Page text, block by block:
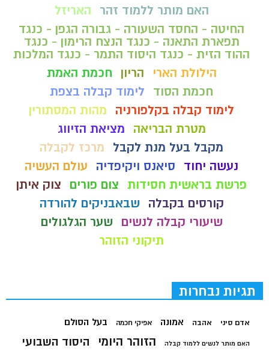
האם מותר ללמוד זהר
האריזל
החיטה - החסד השעורה - גבורה הגפן - כנגד
תפארת התאנה - כנגד הנצח הרימון - כנגד
ההוד הזית - כנגד היסוד התמר - כנגד המלכות
הילולת הארי
הריון
חכמת האמת
חכמת הסוד
לימוד קבלה בצפת
לימוד קבלה בקלפורניה
מהות המסתורין
מטרת הבריאה
מציאת הזיווג
מקבל בעל מנת לקבל
מרכז לקבלה
נעשה יחוד
סיאנס ויקיפדיה
עולם העשיה
פרשת בראשית חסידות צום פורים
צוק איתן
קורסים בקבלה
שבאבניקים להורדה
שיעורי קבלה לנשים
שער הגלגולים
תיקוני הזוהר
תגיות נבחרות
אדם סיני אהבה אמונה אפיקי חכמה בעל הסולם
האם מותר לנשים ללמוד קבלה הזוהר היומי היסוד השבועי